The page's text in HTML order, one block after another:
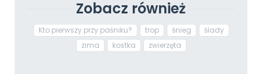
Zobacz również
Kto pierwszy przy paśniku? trop śnieg
ślady
zima
kostka zwierzęta